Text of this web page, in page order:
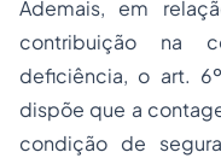
Ademais, em
contribuição na
deficiência, o art.
dispõe que a
condição de